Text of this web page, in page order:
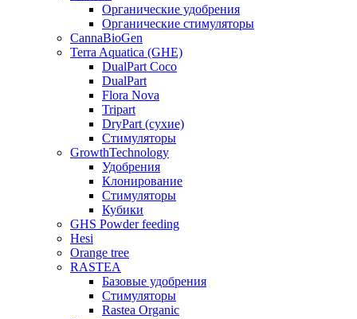
Органические удобрения
Органические стимуляторы
CannaBioGen
Terra Aquatica (GHE)
DualPart Coco
DualPart
Flora Nova
Tripart
DryPart (сухие)
Стимуляторы
GrowthTechnology
Удобрения
Клонирование
Стимуляторы
Кубики
GHS Powder feeding
Hesi
Orange tree
RASTEA
Базовые удобрения
Стимуляторы
Rastea Organic